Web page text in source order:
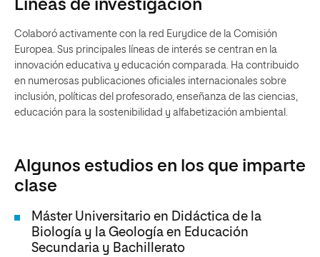
Líneas de investigación
Colaboró activamente con la red Eurydice de la Comisión
Europea. Sus principales líneas de interés se centran en la
innovación educativa y educación comparada. Ha contribuido
en numerosas publicaciones oficiales internacionales sobre
inclusión, políticas del profesorado, enseñanza de las ciencias,
educación para la sostenibilidad y alfabetización ambiental.
Algunos estudios en los que imparte
clase
Máster Universitario en Didáctica de la
Biología y la Geología en Educación
Secundaria y Bachillerato